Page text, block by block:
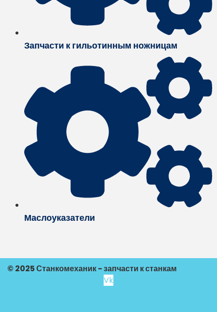
Запчасти к гильотинным ножницам
Маслоуказатели
© 2025 Станкомеханик - запчасти к станкам
Vk